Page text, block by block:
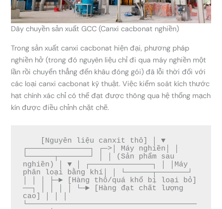
Dây chuyền sản xuất GCC (Canxi cacbonat nghiền)
Trong sản xuất canxi cacbonat hiện đại, phương pháp
nghiền hở (trong đó nguyên liệu chỉ đi qua máy nghiền một
lần rồi chuyển thẳng đến khâu đóng gói) đã lỗi thời đối với
các loại canxi cacbonat kỹ thuật. Việc kiểm soát kích thước
hạt chính xác chỉ có thể đạt được thông qua hệ thống mạch
kín được điều chỉnh chặt chẽ.
┌──────────────┐ ┌─>│ Máy nghiền│ │
└──────┬───────┘ │ │ (Sản phẩm sau
nghiền) │ ▼ │ ┌──────────────┐ │ │Máy
phân loại bằng khí│ │ └──────┬───────┘
│ │ │ ├─► [Hàng thô/quá khổ bị loại bỏ]
──┐ │ │ │ │ └─► [Hàng đạt chất lượng
cao] │ │ │
└──────────────────────────────────────